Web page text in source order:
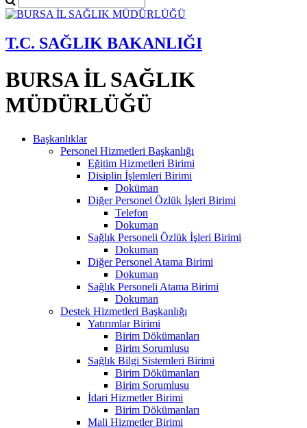
T.C. SAĞLIK BAKANLIĞI
BURSA İL SAĞLIK
MÜDÜRLÜĞÜ
Başkanlıklar
Personel Hizmetleri Başkanlığı
Eğitim Hizmetleri Birimi
Disiplin İşlemleri Birimi
Doküman
Diğer Personel Özlük İşleri Birimi
Telefon
Dokuman
Sağlık Personeli Özlük İşleri Birimi
Dokuman
Diğer Personel Atama Birimi
Dokuman
Sağlık Personeli Atama Birimi
Dokuman
Destek Hizmetleri Başkanlığı
Yatırımlar Birimi
Birim Dökümanları
Birim Sorumlusu
Sağlık Bilgi Sistemleri Birimi
Birim Dökümanları
Birim Sorumlusu
İdari Hizmetler Birimi
Birim Dökümanları
Mali Hizmetler Birimi